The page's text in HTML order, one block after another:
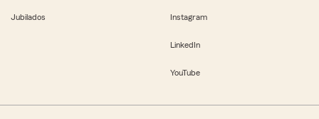
Jubilados Instagram
LinkedIn
YouTube